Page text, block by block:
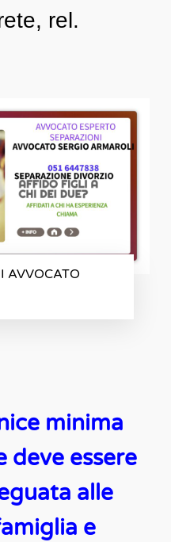
rel.
AVVOCATO
minima
deve essere
alle
e